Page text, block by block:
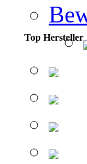
Top Hersteller